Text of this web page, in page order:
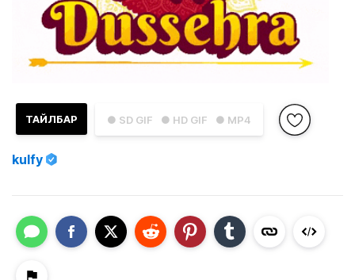
● SD GIF ● HD GIF ● MP4
ТАЙЛБАР
kulfy